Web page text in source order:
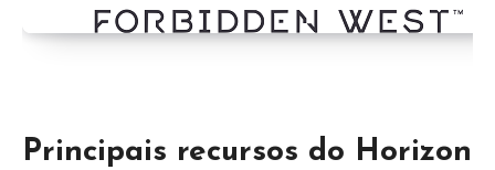
Principais recursos do Horizon